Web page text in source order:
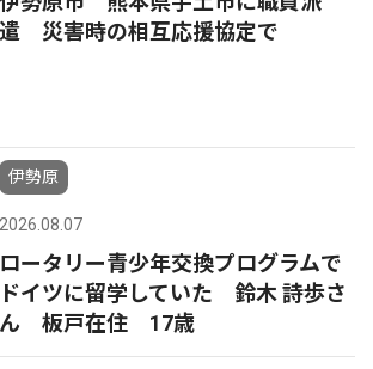
遣 災害時の相互応援協定で
伊勢原
2026.08.07
ロータリー青少年交換プログラムで
ドイツに留学していた 鈴木 詩歩さ
ん 板戸在住 17歳